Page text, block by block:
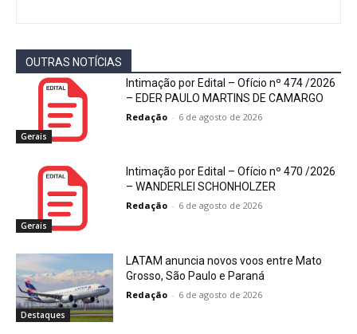
OUTRAS NOTÍCIAS
Gerais
Intimação por Edital – Ofício nº 474 /2026
– EDER PAULO MARTINS DE CAMARGO
Redação - 6 de agosto de 2026
Gerais
Intimação por Edital – Ofício nº 470 /2026
– WANDERLEI SCHONHOLZER
Redação - 6 de agosto de 2026
Destaques
LATAM anuncia novos voos entre Mato
Grosso, São Paulo e Paraná
Redação - 6 de agosto de 2026